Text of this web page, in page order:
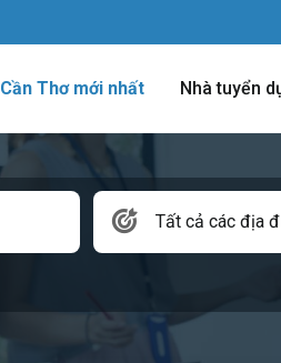
Thơ mới nhất Nhà tuyển
Tất cả các địa